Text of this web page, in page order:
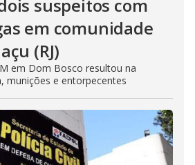
suspeitos com
em comunidade
(RJ)
em Dom Bosco resultou na
munições e entorpecentes